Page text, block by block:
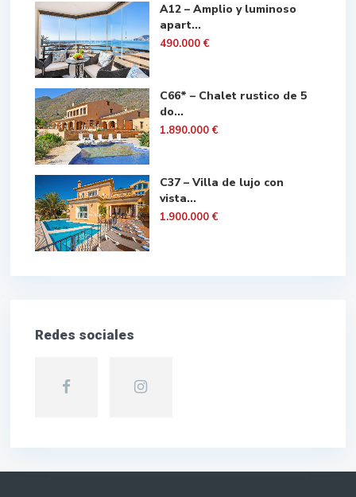
A12 – Amplio y luminoso
apart...
490.000 €
C66* – Chalet rustico de 5
do...
1.890.000 €
C37 – Villa de lujo con
vista...
1.900.000 €
Redes sociales